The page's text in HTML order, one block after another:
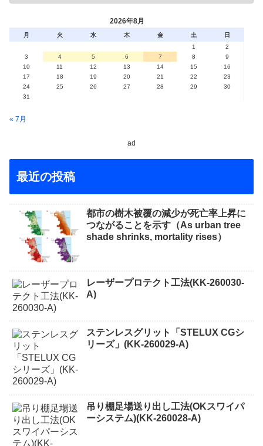
2026年8月
月 火 水 木 金 土
日
1
2
3
4 5 6 7 8
9
10
11 12 13 14 15
16
17
18 19 20 21 22
23
24
25 26 27 28 29
30
31
« 7月
ad
最近の投稿
都市の樹木被覆の減少が死亡率上昇に
つながることを示す（As urban tree
shade shrinks, mortality rises）
レーザープロテクト⼯法(KK-260030-
A)
ステンレスグリット「STELUX CGシ
リーズ」(KK-260029-A)
吊り棚足場送り出し工法(OKスワイパ
ーシステム)(KK-260028-A)